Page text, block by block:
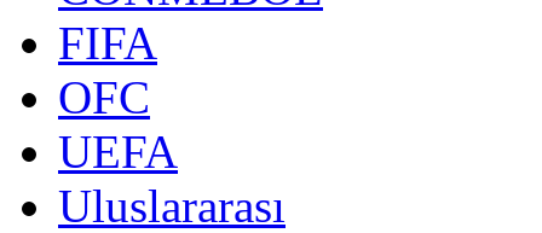
FIFA
OFC
UEFA
Uluslararası